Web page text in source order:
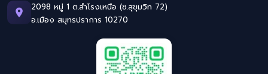
2098 หมู่ 1 ต.สำโรงเหนือ (ซ.สุขุมวิท 72)
อ.เมือง สมุทรปราการ 10270